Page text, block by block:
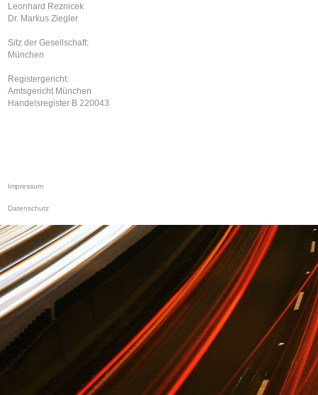
Leonhard Reznicek
Dr. Markus Ziegler
Sitz der Gesellschaft:
München
Registergericht:
Amtsgericht München
Handelsregister B 220043
Impressum
Datenschutz